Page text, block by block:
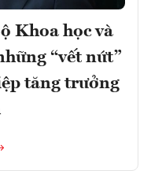
Khoa học và
“vết nứt”
tăng trưởng